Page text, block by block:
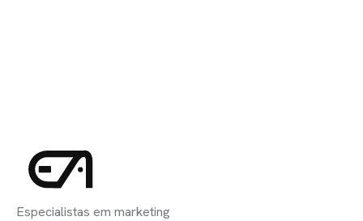
Especialistas em marketing